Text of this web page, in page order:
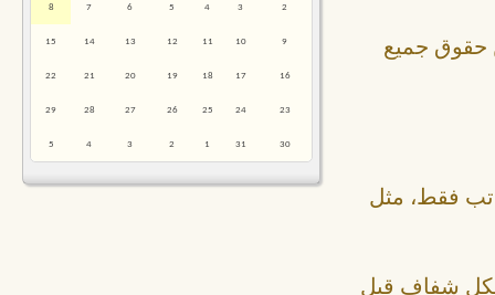
حقوق جميع
فقط، مثل
شفاف قبل
2
3
4
5
6
7
8
9
10
11
12
13
14
15
16
17
18
19
20
21
22
23
24
25
26
27
28
29
30
31
1
2
3
4
5